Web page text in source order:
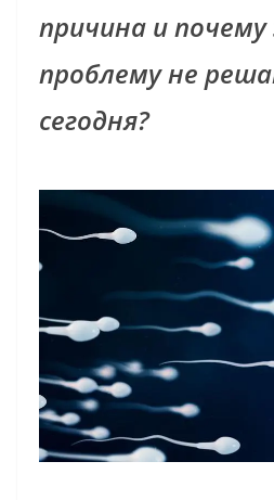
причина и
проблему не
сегодня?